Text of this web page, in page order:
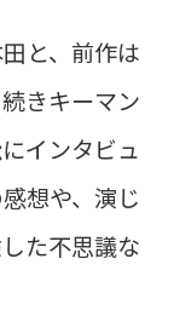
と、前作は
きキーマン
インタビュ
想や、演じ
た不思議な